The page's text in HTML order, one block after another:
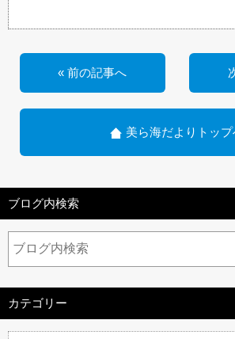
« 前の記事へ
美ら海だよりトップ
ブログ内検索
カテゴリー